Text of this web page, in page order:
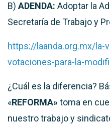
B) ADENDA: Adoptar la
Secretaría de Trabajo y
https://laanda.org.mx/
votaciones-para-la-
¿Cuál es la diferencia?
«REFORMA»toma en
nuestro trabajo y